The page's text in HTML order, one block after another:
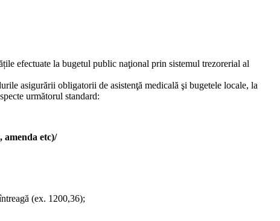
efectuate la bugetul public naţional prin sistemul trezorerial al
asigurării obligatorii de asistenţă medicală şi bugetele locale, la
următorul standard:
etc)/
(ex. 1200,36);